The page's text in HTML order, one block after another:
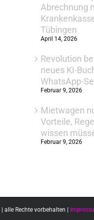
Abrechnung
Tübingen
April 14, 2026
Revolution
neues KI-
WhatsApp-
Februar 9, 2026
Mietwagen
Vorteile,
wissen
Februar 9, 2026
Rechte vorbehalten |